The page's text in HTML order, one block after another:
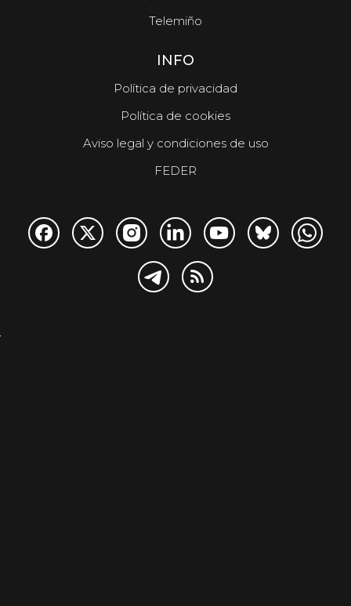
Telemiño
INFO
Política de privacidad
Política de cookies
Aviso legal y condiciones de uso
FEDER